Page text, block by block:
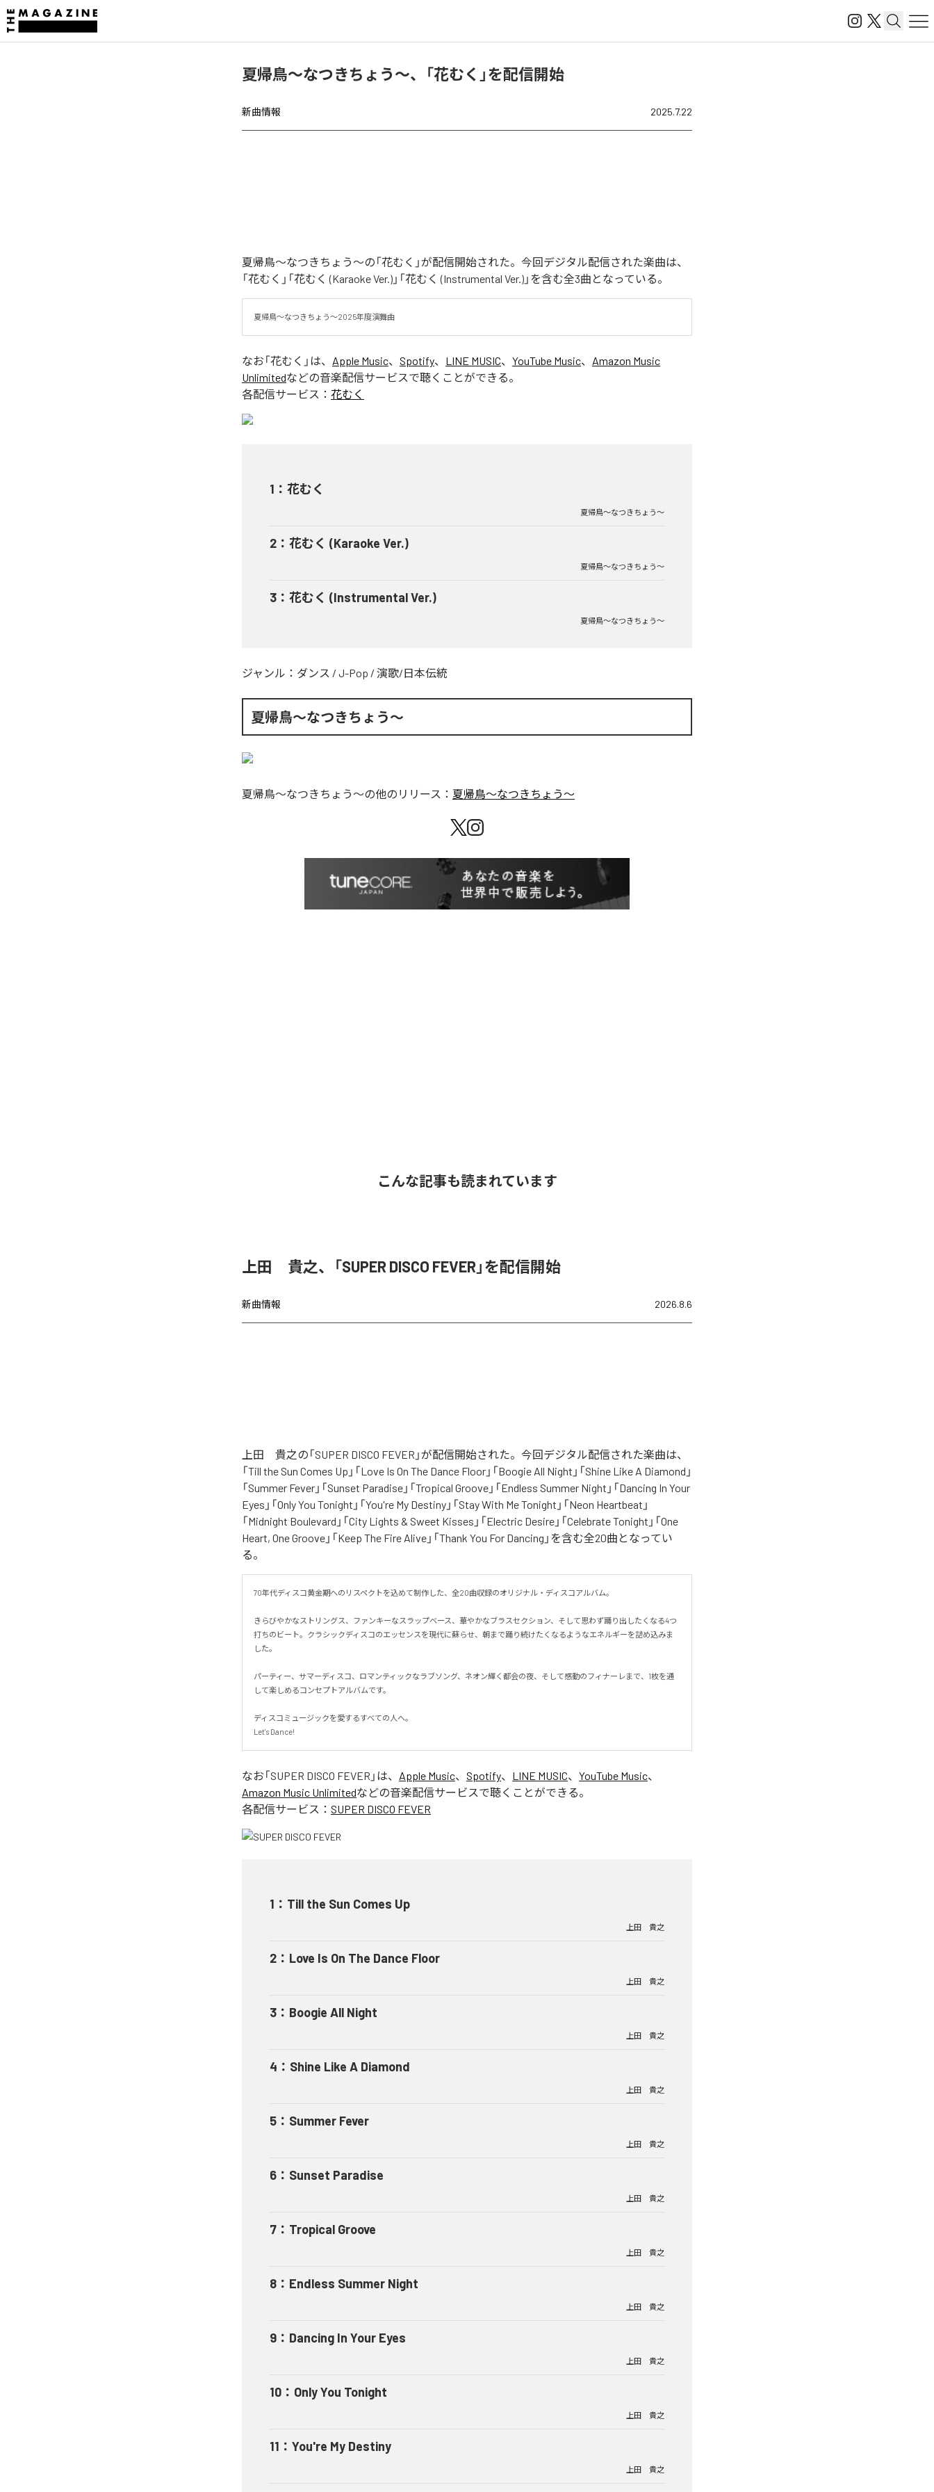
夏帰鳥〜なつきちょう〜、「花むく」を配信開始
新曲情報 2025.7.22
夏帰鳥〜なつきちょう〜の「花むく」が配信開始された。今回デジタル配信された楽曲は、
「花むく」「花むく (Karaoke Ver.)」「花むく (Instrumental Ver.)」を含む全3曲となっている。
夏帰鳥〜なつきちょう〜2025年度演舞曲
なお「花むく 」は、 Apple Music、 Spotify、 LINE MUSIC、 YouTube Music、 Amazon Music
Unlimitedなどの音楽配信サービスで聴くことができる。
各配信サービス： 花むく
1 ： 花むく
夏帰鳥〜なつきちょう〜
2 ： 花むく (Karaoke Ver.)
夏帰鳥〜なつきちょう〜
3 ： 花むく (Instrumental Ver.)
夏帰鳥〜なつきちょう〜
ジャンル： ダンス / J-Pop / 演歌/日本伝統
夏帰鳥〜なつきちょう〜
夏帰鳥〜なつきちょう〜の他のリリース： 夏帰鳥〜なつきちょう〜
こんな記事も読まれています
上田 貴之、「SUPER DISCO FEVER」を配信開始
新曲情報 2026.8.6
上田 貴之の「SUPER DISCO FEVER」が配信開始された。今回デジタル配信された楽曲は、
「Till the Sun Comes Up」「Love Is On The Dance Floor」「Boogie All Night」「Shine Like A Diamond」
「Summer Fever」「Sunset Paradise」「Tropical Groove」「Endless Summer Night」「Dancing In Your
Eyes」「Only You Tonight」「You're My Destiny」「Stay With Me Tonight」「Neon Heartbeat」
「Midnight Boulevard」「City Lights & Sweet Kisses」「Electric Desire」「Celebrate Tonight」「One
Heart, One Groove」「Keep The Fire Alive」「Thank You For Dancing」を含む全20曲となってい
る。
70年代ディスコ黄金期へのリスペクトを込めて制作した、全20曲収録のオリジナル・ディスコアルバム。
きらびやかなストリングス、ファンキーなスラップベース、華やかなブラスセクション、そして思わず踊り出したくなる4つ
打ちのビート。クラシックディスコのエッセンスを現代に蘇らせ、朝まで踊り続けたくなるようなエネルギーを詰め込みま
した。
パーティー、サマーディスコ、ロマンティックなラブソング、ネオン輝く都会の夜、そして感動のフィナーレまで、1枚を通
して楽しめるコンセプトアルバムです。
ディスコミュージックを愛するすべての人へ。
Let's Dance!
なお「SUPER DISCO FEVER 」は、 Apple Music、 Spotify、 LINE MUSIC、 YouTube Music、
Amazon Music Unlimitedなどの音楽配信サービスで聴くことができる。
各配信サービス： SUPER DISCO FEVER
1 ： Till the Sun Comes Up
上田 貴之
2 ： Love Is On The Dance Floor
上田 貴之
3 ： Boogie All Night
上田 貴之
4 ： Shine Like A Diamond
上田 貴之
5 ： Summer Fever
上田 貴之
6 ： Sunset Paradise
上田 貴之
7 ： Tropical Groove
上田 貴之
8 ： Endless Summer Night
上田 貴之
9 ： Dancing In Your Eyes
上田 貴之
10 ： Only You Tonight
上田 貴之
11 ： You're My Destiny
上田 貴之